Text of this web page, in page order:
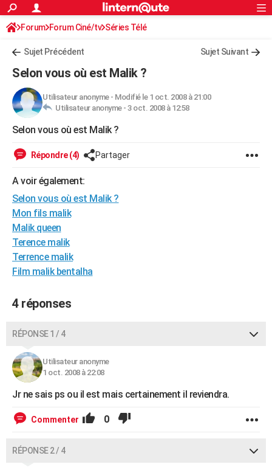
ACTUALITÉS
Politique
Société
Faits Divers
Education
Monde
Villes
+
FINANCE
Retraite
Impôts
Epargne
Immobilier
Risques naturels par ville
Banque
Assurance
Crédit
AUTO
Essais
Réserver un essai
Citadines
Berlines
SUV
Forum auto
+
Mobiles
Meilleur smartphone
Internet
Ordinateurs
Jeux vidéo
Guide high-tech
BRICOLAGE
Forum
Aménagement intérieur
Extérieur
Cuisine
Salle de bains
Jardinage
Rangement
WEEK-END
Guides de France
Escapades
Patrimoine
Expositions
Musées
Week-end nature
+LIFESTYLE
Art de vivre
Bien-être
Loisirs
Mode
Modes de vie
SANTE
Alimentation
Guide de la santé
Maladies
Médicaments
Sommeil
VOYAGE
GUIDES D'ACHAT
BONS PLANS
CARTE DE VOEUX
Carte de Noël
Carte Bonne année
Carte Saint-Valentin
Carte Pâques
Carte d'anniversaire
DICTIONNAIRE
PROGRAMME TV
S'inscrire
Se connecter
Lycées
Collèges
Primaires
Universités
Entreprises
Service militaire
Avis de recherche
S'inscrire
Connexion
Forum Forum Ciné/tv Séries Télé
Sujet Précédent Sujet Suivant
Selon vous où est Malik ?
Utilisateur anonyme- Modifié le 1 oct. 2008 à 21:00
Utilisateur anonyme - 3 oct. 2008 à 12:58
Selon vous où est Malik ?
Répondre (4) Partager
A voir également:
Selon vous où est Malik ?
Mon fils malik
Malik queen
Terence malik
Terrence malik
Film malik bentalha
4 réponses
RÉPONSE 1 / 4
Utilisateur anonyme
1 oct. 2008 à 22:08
Jr ne sais ps ou il est mais certainement il reviendra.
Commenter 0
RÉPONSE 2 / 4